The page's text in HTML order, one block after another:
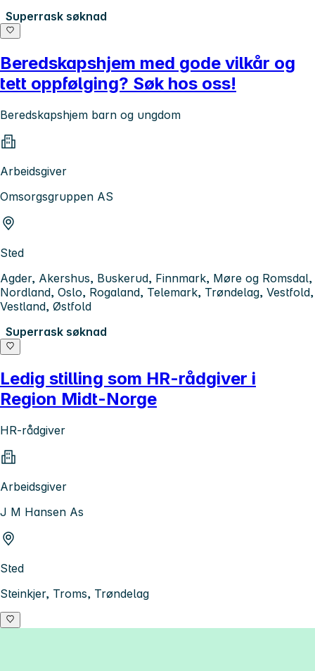
Superrask søknad
Beredskapshjem med gode vilkår og
tett oppfølging? Søk hos oss!
Beredskapshjem barn og ungdom
Arbeidsgiver
Omsorgsgruppen AS
Sted
Agder, Akershus, Buskerud, Finnmark, Møre og Romsdal,
Nordland, Oslo, Rogaland, Telemark, Trøndelag, Vestfold,
Vestland, Østfold
Superrask søknad
Ledig stilling som HR-rådgiver i
Region Midt-Norge
HR-rådgiver
Arbeidsgiver
J M Hansen As
Sted
Steinkjer, Troms, Trøndelag